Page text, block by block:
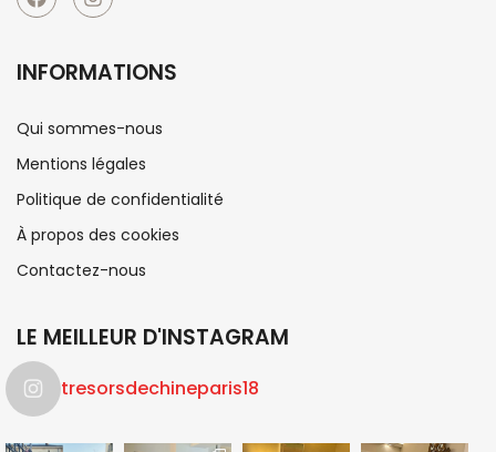
INFORMATIONS
Qui sommes-nous
Mentions légales
Politique de confidentialité
À propos des cookies
Contactez-nous
LE MEILLEUR D'INSTAGRAM
tresorsdechineparis18